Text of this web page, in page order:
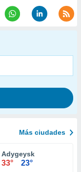
Más ciudades
Adygeysk
33° 23°